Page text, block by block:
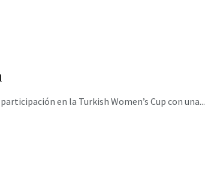
en la Turkish Women’s Cup con una...